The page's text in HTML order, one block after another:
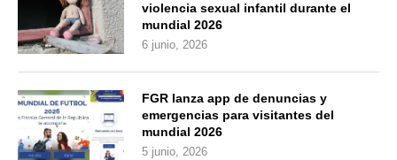
violencia sexual infantil durante el
mundial 2026
6 junio, 2026
FGR lanza app de denuncias y
emergencias para visitantes del
mundial 2026
5 junio, 2026